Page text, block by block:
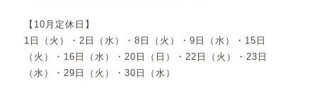
【10月定休日】
1日（火）・2日（水）・8日（火）・9日（水）・15日
（火）・16日（水）・20日（日）・22日（火）・23日
（水）・29日（火）・30日（水）